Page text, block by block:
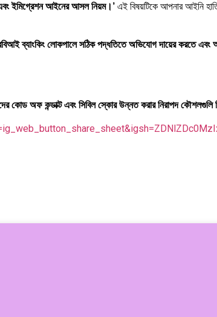
আইনের আসল নিয়ম।’ এই বিষয়টিকে আপনার আইনি
ব্যাংকিং লোকপালে সঠিক পদ্ধতিতে অভিযোগ দায়ের করতে
কোড অফ কন্ডাক্ট এবং সিবিল স্কোর উন্নত করার নিরাপদ